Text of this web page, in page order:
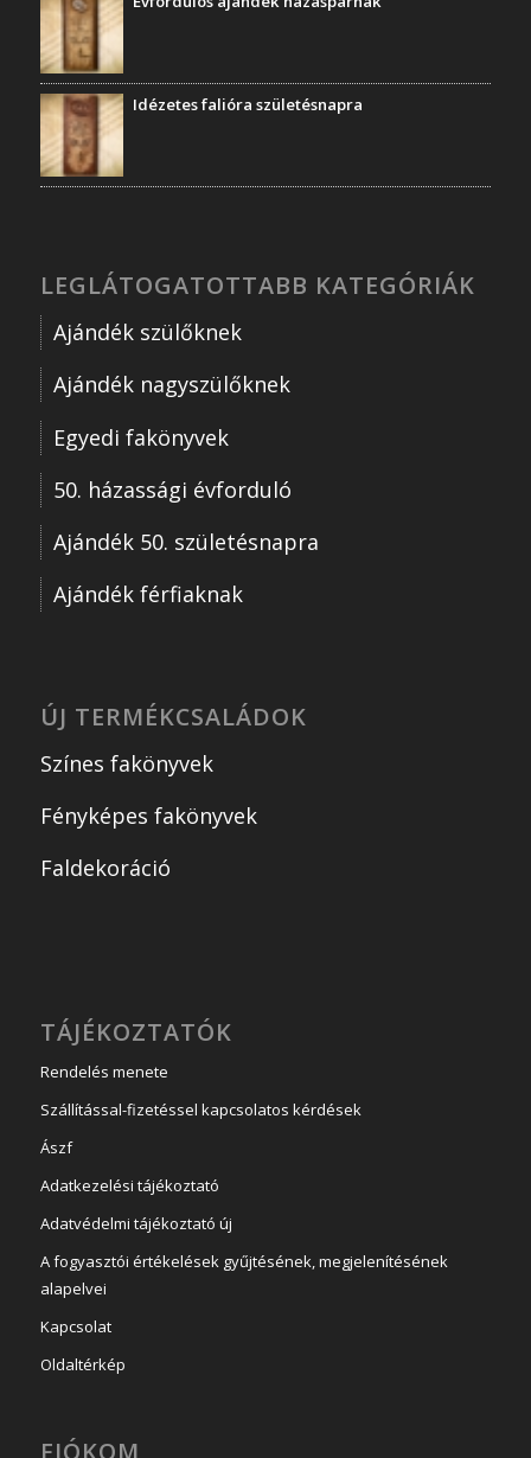
Idézetes falióra születésnapra
LEGLÁTOGATOTTABB KATEGÓRIÁK
Ajándék szülőknek
Ajándék nagyszülőknek
Egyedi fakönyvek
50. házassági évforduló
Ajándék 50. születésnapra
Ajándék férfiaknak
ÚJ TERMÉKCSALÁDOK
Színes fakönyvek
Fényképes fakönyvek
Faldekoráció
TÁJÉKOZTATÓK
Rendelés menete
Szállítással-fizetéssel kapcsolatos kérdések
Ászf
Adatkezelési tájékoztató
Adatvédelmi tájékoztató új
A fogyasztói értékelések gyűjtésének, megjelenítésének
alapelvei
Kapcsolat
Oldaltérkép